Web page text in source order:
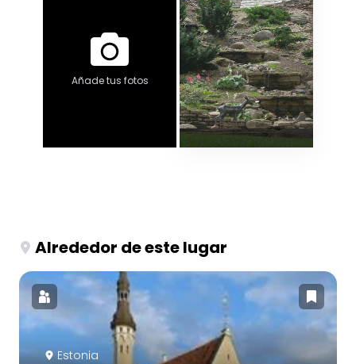
Añade tus fotos
Alrededor de este lugar
Estonia